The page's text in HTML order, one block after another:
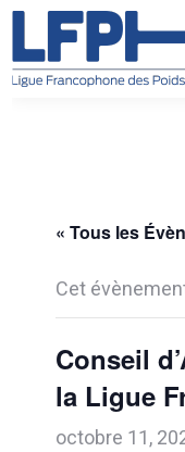
« Tous les
Cet
Conseil
la Ligue
octobre 11,